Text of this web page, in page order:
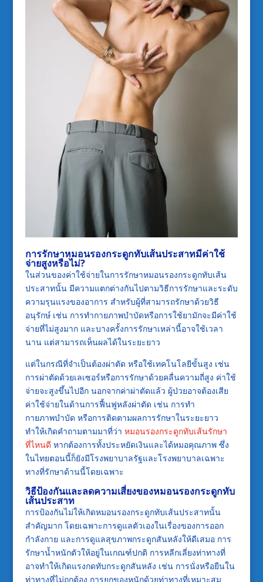
การรักษาหมอนรองกระดูกทับเส้นประสาทมีค่าใช้
จ่ายสูงหรือไม่?
ในส่วนของค่าใช้จ่ายในการรักษาหมอนรองกระดูกทับเส้น
ประสาทนั้น มีความแตกต่างกันไปตามวิธีการรักษาและระดับ
ความรุนแรงของอาการ สำหรับผู้ที่สามารถรักษาด้วยวิธี
อนุรักษ์ เช่น การทำกายภาพบำบัดหรือการใช้ยามักจะมีค่าใช้
จ่ายที่ไม่สูงมาก และบางครั้งการรักษาเหล่านี้อาจใช้เวลา
นาน แต่สามารถเห็นผลได้ในระยะยาว
แต่ในกรณีที่จำเป็นต้องผ่าตัด หรือใช้เทคโนโลยีขั้นสูง เช่น
การผ่าตัดด้วยเลเซอร์หรือการรักษาด้วยคลื่นความถี่สูง ค่าใช้
จ่ายจะสูงขึ้นไปอีก นอกจากค่าผ่าตัดแล้ว ผู้ป่วยอาจต้องเสีย
ค่าใช้จ่ายในด้านการฟื้นฟูหลังผ่าตัด เช่น การทำ
กายภาพบำบัด หรือการติดตามผลการรักษาในระยะยาว
ทำให้เกิดคำถามตามมาที่ว่า หมอนรองกระดูกทับเส้นรักษา
ที่ไหนดี หากต้องการทั้งประหยัดเงินและได้หมอคุณภาพ ซึ่ง
ในไทยตอนนี้ก็ยังมีโรงพยาบาลรัฐและโรงพยาบาลเฉพาะ
ทางที่รักษาด้านนี้โดยเฉพาะ
วิธีป้องกันและลดความเสี่ยงของหมอนรองกระดูกทับ
เส้นประสาท
การป้องกันไม่ให้เกิดหมอนรองกระดูกทับเส้นประสาทนั้น
สำคัญมาก โดยเฉพาะการดูแลตัวเองในเรื่องของการออก
กำลังกาย และการดูแลสุขภาพกระดูกสันหลังให้ดีเสมอ การ
รักษาน้ำหนักตัวให้อยู่ในเกณฑ์ปกติ การหลีกเลี่ยงท่าทางที่
อาจทำให้เกิดแรงกดทับกระดูกสันหลัง เช่น การนั่งหรือยืนใน
ท่าทางที่ไม่ถูกต้อง การยกของหนักด้วยท่าทางที่เหมาะสม